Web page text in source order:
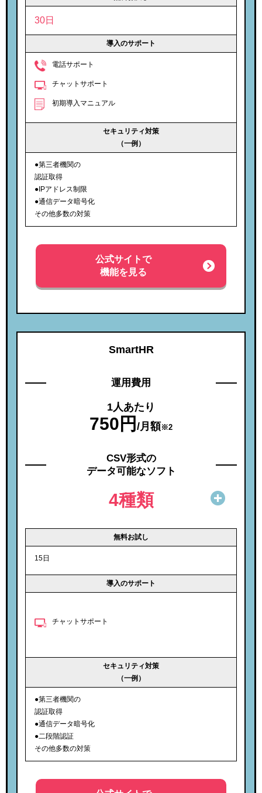
30日
導入のサポート
電話サポート
チャットサポート
初期導入マニュアル
セキュリティ対策
（一例）
●第三者機関の
認証取得
●IPアドレス制限
●通信データ暗号化
その他多数の対策
公式サイトで
機能を見る
SmartHR
運用費用
1人あたり
750円 /月額※2
CSV形式の
データ可能なソフト
4種類
無料お試し
15日
導入のサポート
チャットサポート
セキュリティ対策
（一例）
●第三者機関の
認証取得
●通信データ暗号化
●二段階認証
その他多数の対策